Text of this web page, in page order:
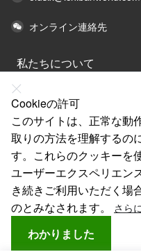
オンライン連絡先
私たちについて
法律声明
ヘルプ
サービス
リンク
Cookieの許可
このサイトは、正常な動
取りの方法を理解するの
す。これらのクッキーを
ユーザーエクスペリエン
き続きご利用いただく場
のとみなされます。
さら
わかりました